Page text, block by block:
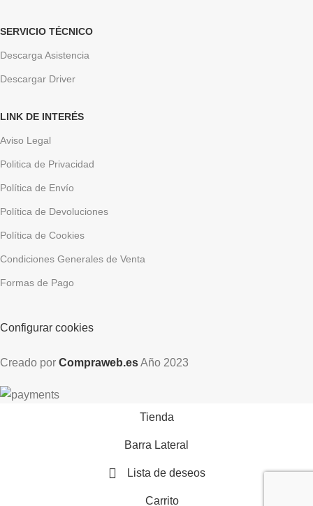
SERVICIO TÉCNICO
Descarga Asistencia
Descargar Driver
LINK DE INTERÉS
Aviso Legal
Politica de Privacidad
Política de Envío
Política de Devoluciones
Política de Cookies
Condiciones Generales de Venta
Formas de Pago
Configurar cookies
Creado por Compraweb.esAño 2023
Tienda
Barra Lateral
Lista de deseos
Carrito